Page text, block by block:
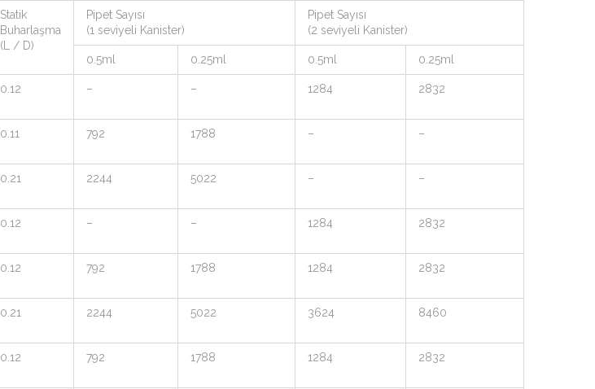
Statik
Buharlaşma
(L / D)
Pipet Sayısı
(1 seviyeli Kanister)
Pipet Sayısı
(2 seviyeli Kanister)
0.5ml 0.25ml 0.5ml 0.25ml
0.12 – – 1284 2832
0.11 792 1788 – –
0.21 2244 5022 – –
0.12 – – 1284 2832
0.12 792 1788 1284 2832
0.21 2244 5022 3624 8460
0.12 792 1788 1284 2832